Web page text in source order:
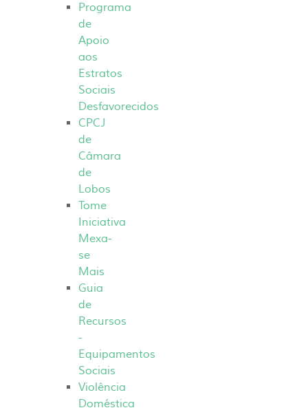
Programa
de
Apoio
aos
Estratos
Sociais
Desfavorecidos
CPCJ
de
Câmara
de
Lobos
Tome
Iniciativa
Mexa-
se
Mais
Guia
de
Recursos
-
Equipamentos
Sociais
Violência
Doméstica